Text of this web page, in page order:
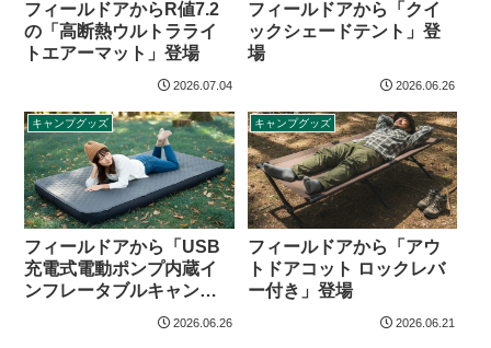
フィールドアからR値7.2
の「高断熱ウルトラライ
トエアーマット」登場
2026.07.04
フィールドアから「クイ
ックシェードテント」登
場
2026.06.26
キャンプグッズ
フィールドアから「USB
充電式電動ポンプ内蔵イ
ンフレータブルキャンプ
マットリバーシブルタイ
2026.06.26
キャンプグッズ
フィールドアから「アウ
トドアコット ロックレバ
ー付き」登場
2026.06.21